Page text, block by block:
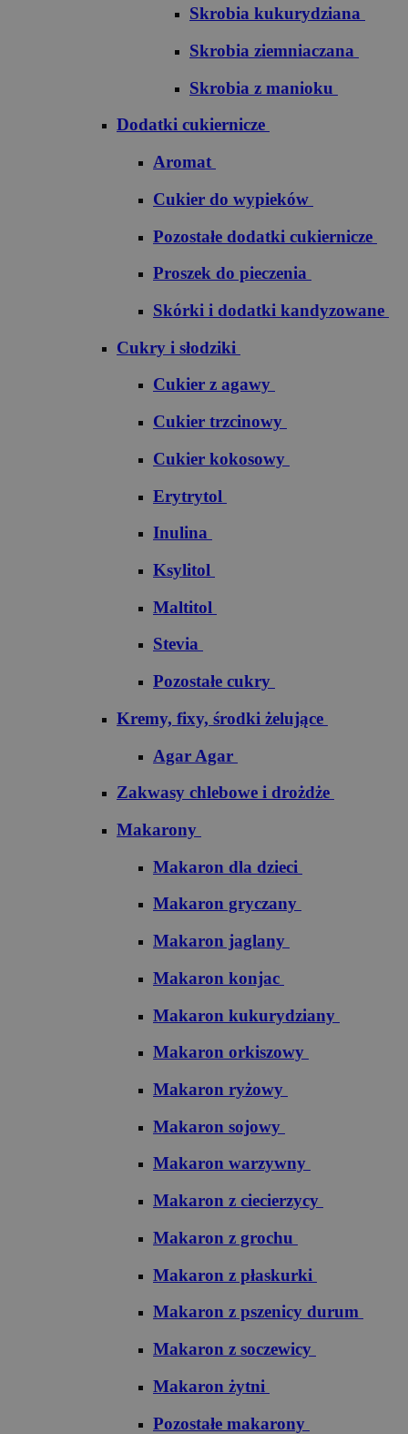
Skrobia kukurydziana
Skrobia ziemniaczana
Skrobia z manioku
Dodatki cukiernicze
Aromat
Cukier do wypieków
Pozostałe dodatki cukiernicze
Proszek do pieczenia
Skórki i dodatki kandyzowane
Cukry i słodziki
Cukier z agawy
Cukier trzcinowy
Cukier kokosowy
Erytrytol
Inulina
Ksylitol
Maltitol
Stevia
Pozostałe cukry
Kremy, fixy, środki żelujące
Agar Agar
Zakwasy chlebowe i drożdże
Makarony
Makaron dla dzieci
Makaron gryczany
Makaron jaglany
Makaron konjac
Makaron kukurydziany
Makaron orkiszowy
Makaron ryżowy
Makaron sojowy
Makaron warzywny
Makaron z ciecierzycy
Makaron z grochu
Makaron z płaskurki
Makaron z pszenicy durum
Makaron z soczewicy
Makaron żytni
Pozostałe makarony